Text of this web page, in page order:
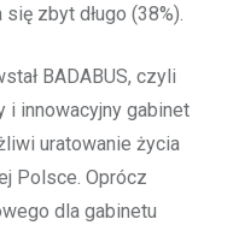
zbyt długo (38%).
BADABUS, czyli
i innowacyjny gabinet
uratowanie życia
Polsce. Oprócz
dla gabinetu